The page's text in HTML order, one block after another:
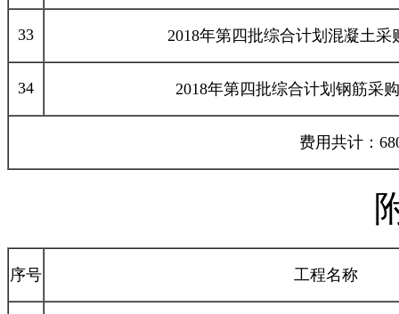
33 2018年第四批综合计划混凝土采
34 2018年第四批综合计划钢筋采
费用共计：
序号 工程名称